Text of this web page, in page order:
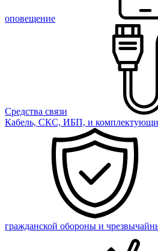
оповещение
Средства связи
Кабель, СКС, ИБП, и
гражданской обороны и